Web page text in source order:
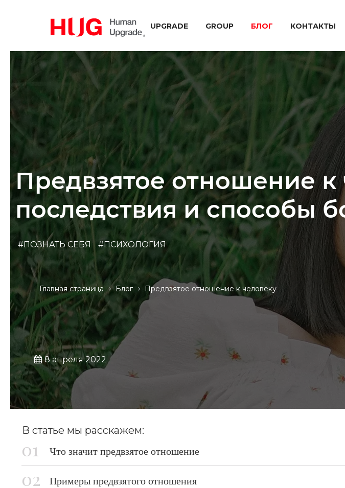
UPGRADE GROUP БЛОГ КОНТАКТЫ
Главная страница Блог Предвзятое отношение к человеку
Предвзятое отношение
последствия и способы
#ПОЗНАТЬ СЕБЯ #ПСИХОЛОГИЯ
8 апреля 2022
В статье мы расскажем:
Что значит предвзятое отношение
Примеры предвзятого отношения